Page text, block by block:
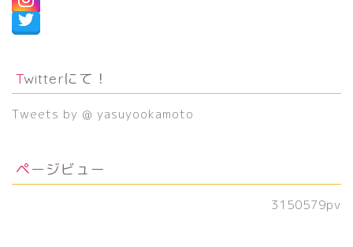
Twitterにて！
Tweets by @ yasuyookamoto
ページビュー
3150579pv